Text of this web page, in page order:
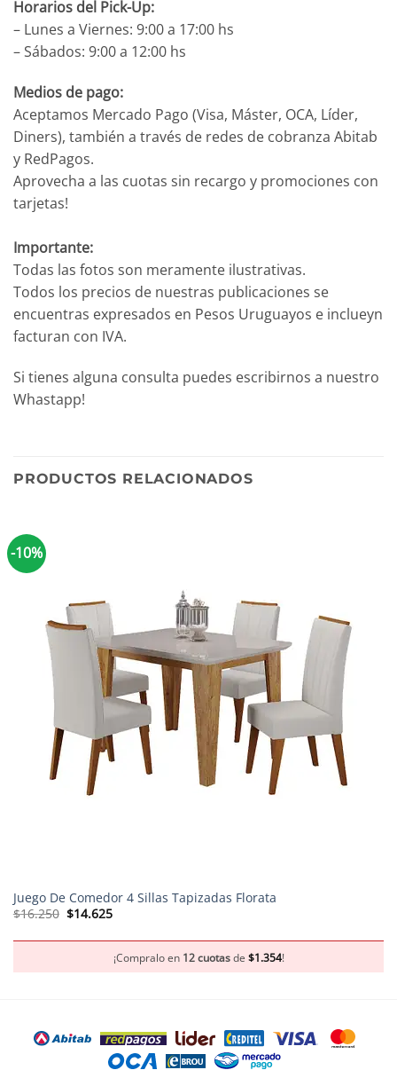
Horarios del Pick-Up:
– Lunes a Viernes: 9:00 a 17:00 hs
– Sábados: 9:00 a 12:00 hs
Medios de pago:
Aceptamos Mercado Pago (Visa, Máster, OCA, Líder,
Diners), también a través de redes de cobranza Abitab
y RedPagos.
Aprovecha a las cuotas sin recargo y promociones con
tarjetas!
Importante:
Todas las fotos son meramente ilustrativas.
Todos los precios de nuestras publicaciones se
encuentras expresados en Pesos Uruguayos e inclueyn
facturan con IVA.
Si tienes alguna consulta puedes escribirnos a nuestro
Whastapp!
PRODUCTOS RELACIONADOS
-10%
Juego De Comedor 4 Sillas Tapizadas Florata
$16.250 El
$16.250.
$14.625El
$14.625.
¡Compralo en 12 cuotasde $1.354!